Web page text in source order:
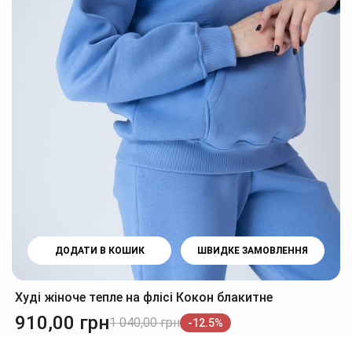
ДОДАТИ В КОШИК ШВИДКЕ ЗАМОВЛЕННЯ
Худі жіноче тепле на флісі Кокон блакитне
910,00 грн1 040,00 грн -12.5%